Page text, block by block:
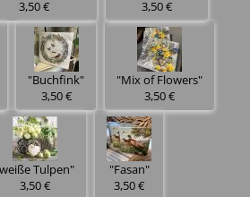
3,50 €
3,50 €
"Buchfink"
3,50 €
"Mix of Flowers"
3,50 €
Tulpen"
3,50 €
"Fasan"
3,50 €